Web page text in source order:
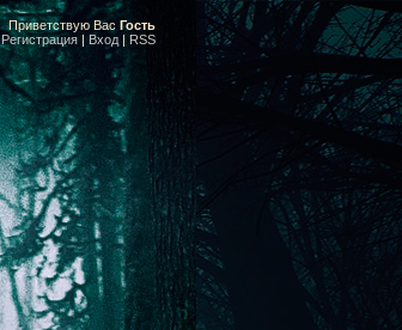
Приветствую Вас Гость
Регистрация | Вход | RSS